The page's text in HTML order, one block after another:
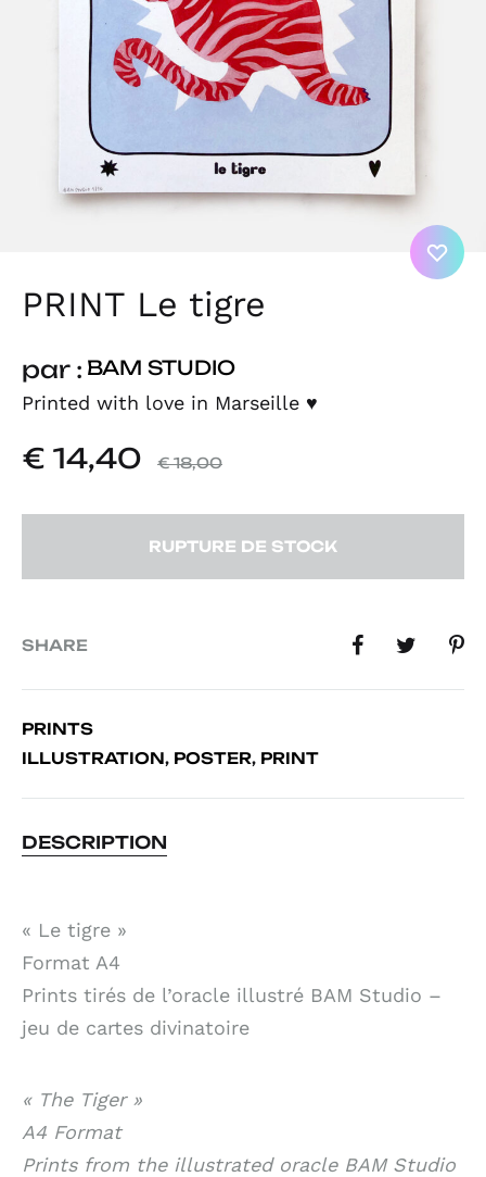
PRINT Le tigre
par : BAM STUDIO
Printed with love in Marseille ♥
€ 14,40 €18,00
RUPTURE DE STOCK
SHARE
PRINTS
ILLUSTRATION, POSTER, PRINT
DESCRIPTION
« Le tigre »
Format A4
Prints tirés de l’oracle illustré BAM Studio –
jeu de cartes divinatoire
« The Tiger »
A4 Format
Prints from the illustrated oracle BAM Studio